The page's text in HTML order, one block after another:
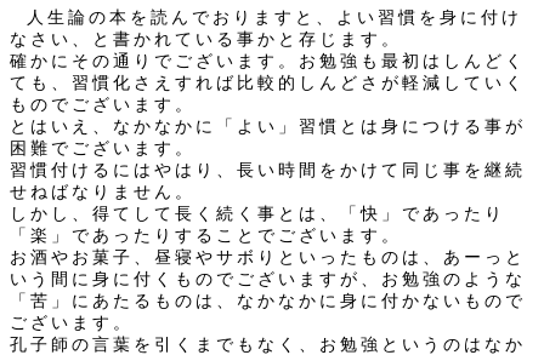
人生論の本を読んでおりますと、よい習慣を身に付け
なさい、と書かれている事かと存じます。
確かにその通りでございます。お勉強も最初はしんどく
ても、習慣化さえすれば比較的しんどさが軽減していく
ものでございます。
とはいえ、なかなかに「よい」習慣とは身につける事が
困難でございます。
習慣付けるにはやはり、長い時間をかけて同じ事を継続
せねばなりません。
しかし、得てして長く続く事とは、「快」であったり
「楽」であったりすることでございます。
お酒やお菓子、昼寝やサボりといったものは、あーっと
いう間に身に付くものでございますが、お勉強のような
「苦」にあたるものは、なかなかに身に付かないもので
ございます。
孔子師の言葉を引くまでもなく、お勉強というのはなか